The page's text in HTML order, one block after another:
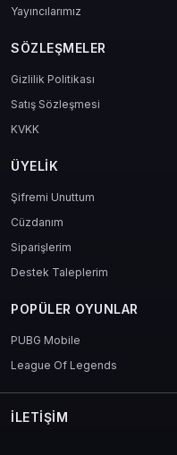
Whiteout
Nasıl Kullanılır?
Kod, hesabına veya e-
Whiteout Survival
"Kod Kullan"
4999 Frost Star
Neden
Hızlı ve güvenilir teslimat
Geniş dijital ürün
Whiteout Survival gibi
Sonuç
Whiteout Survival 4999 Frost
karşılığını fazlasıyla verir.
Yayıncılarımız
SÖZLEŞMELER
Gizlilik Politikası
Satış Sözleşmesi
KVKK
ÜYELIK
Şifremi Unuttum
Cüzdanım
Siparişlerim
Destek Taleplerim
POPÜLER OYUNLAR
PUBG Mobile
League Of Legends
İLETIŞIM